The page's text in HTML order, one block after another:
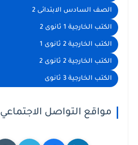
الصف السادس الابتدائى 2
الكتب الخارجية 1 ثانوى 2
الكتب الخارجية 2 ثانوى 1
الكتب الخارجية 2 ثانوى 2
الكتب الخارجية 3 ثانوى
مواقع التواصل الاجتماعي